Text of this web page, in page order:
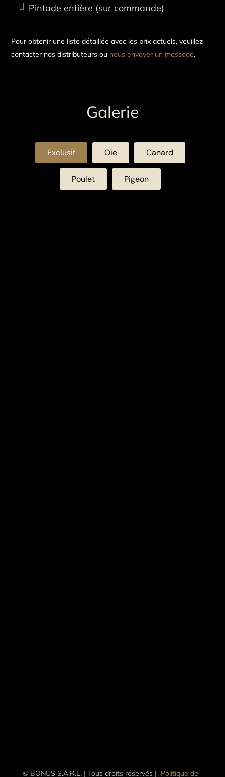
 Pintade entière (sur commande)
Pour obtenir une liste détaillée avec les prix actuels, veuillez
contacter nos distributeurs ou nous envoyer un message.
Galerie
Exclusif Oie Canard
Poulet Pigeon
© BONUS S.A.R.L. | Tous droits réservés | Politique de